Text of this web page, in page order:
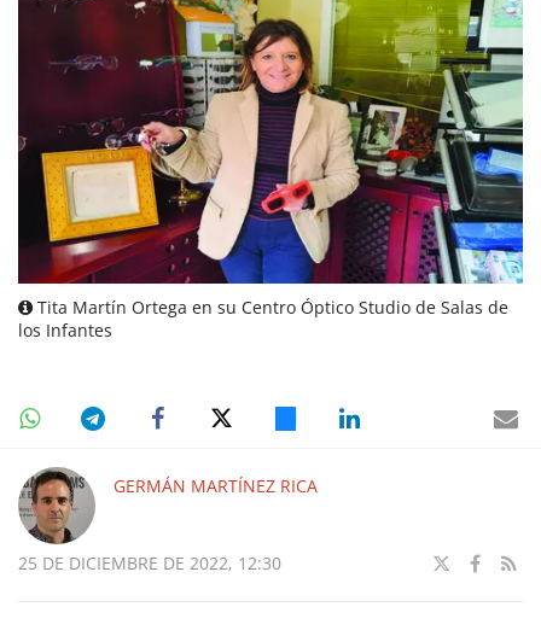
Tita Martín Ortega en su Centro Óptico Studio de Salas de
los Infantes
GERMÁN MARTÍNEZ RICA
25 DE DICIEMBRE DE 2022, 12:30